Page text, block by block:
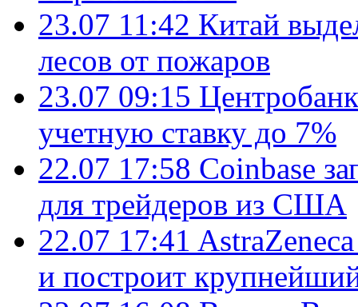
23.07 11:42 Китай
лесов от пожаров
23.07 09:15
учетную ставку до 7%
22.07 17:58 Coinbase
для трейдеров из США
22.07 17:41
и построит